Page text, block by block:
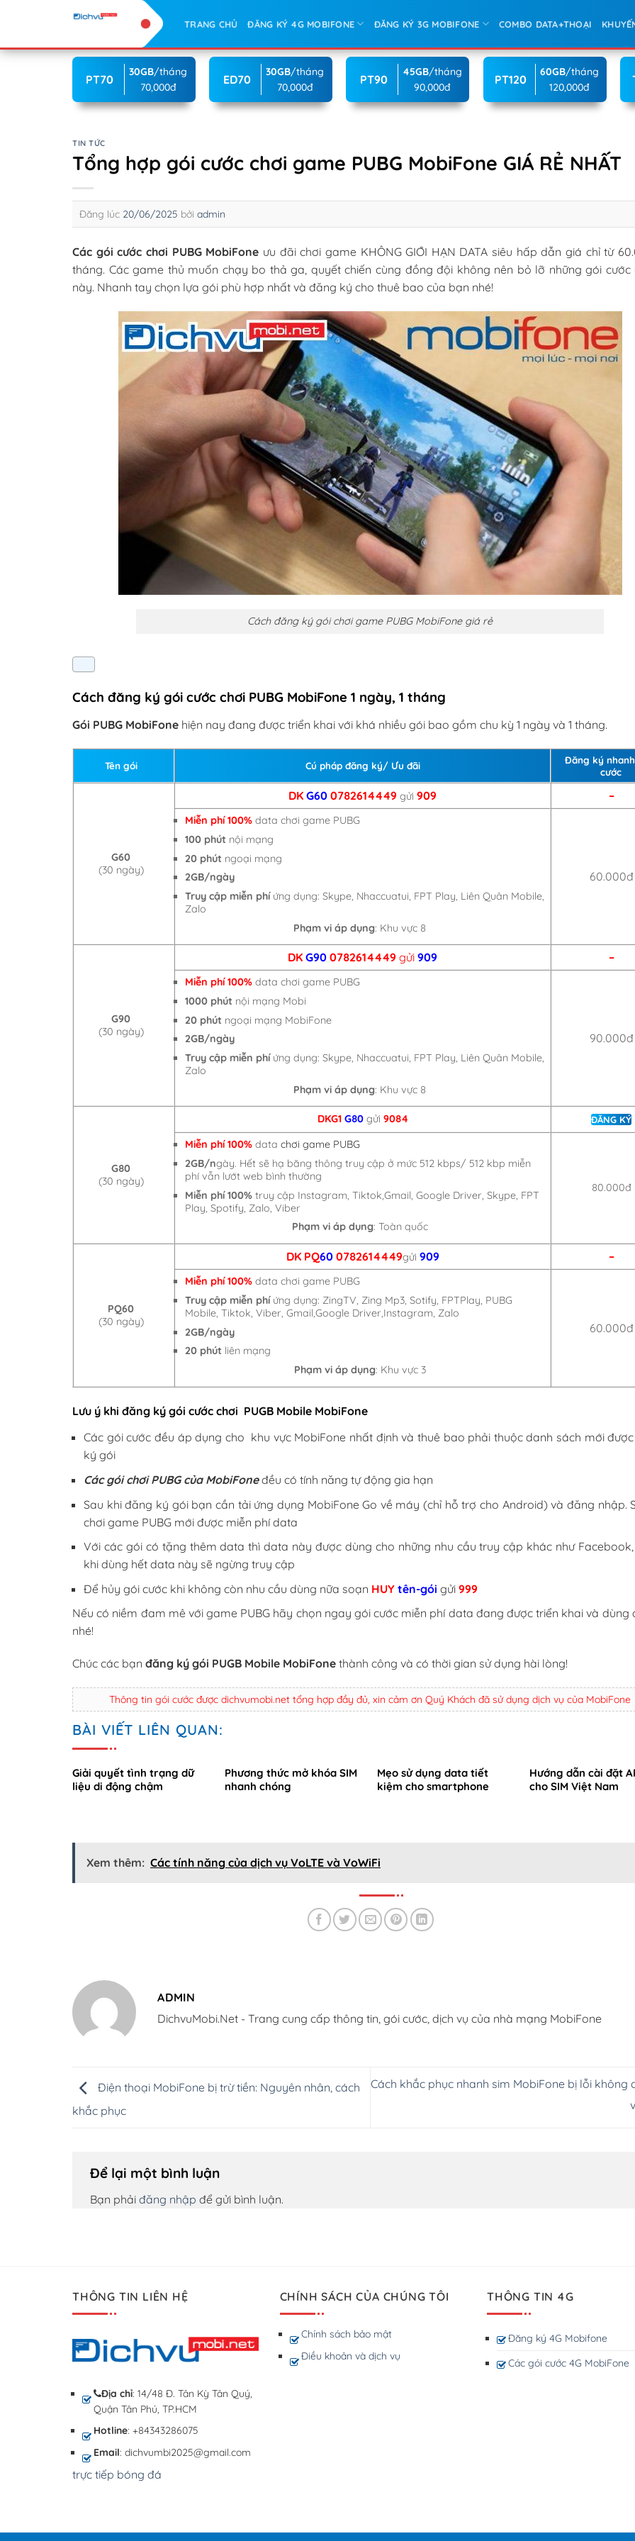
content
TRANG CHỦ ĐĂNG KÝ 4G MOBIFONE ĐĂNG KÝ 3G MOBIFONE COMBO DATA+THOẠI
PT70
30GB/tháng
70,000đ
ED70
30GB/tháng
70,000đ
PT90
45GB/tháng
90,000đ
PT120
60GB/tháng
120,000đ
TIN TỨC
Tổng hợp gói cước chơi game PUBG MobiFone GIÁ RẺ NHẤT
Đăng lúc 20/06/2025 bởi admin
Các gói cước chơi PUBG MobiFone ưu đãi chơi game KHÔNG GIỚI HẠN DATA siêu hấp dẫn giá chỉ từ
tháng. Các game thủ muốn chạy bo thả ga, quyết chiến cùng đồng đội không nên bỏ lỡ những gói cước
này. Nhanh tay chọn lựa gói phù hợp nhất và đăng ký cho thuê bao của bạn nhé!
Cách đăng ký gói chơi game PUBG MobiFone giá rẻ
Cách đăng ký gói cước chơi PUBG MobiFone 1 ngày, 1 tháng
Gói PUBG MobiFone hiện nay đang được triển khai với khá nhiều gói bao gồm chu kỳ 1 ngày và 1 tháng.
Tên gói Cú pháp đăng ký/ Ưu đãi
Đăng ký
cước
G60
(30 ngày)
DK G60 0782614449 gửi 909 –
Miễn phí 100% data chơi game PUBG
100 phút nội mạng
20 phút ngoại mạng
2GB/ngày
Truy cập miễn phí ứng dụng: Skype, Nhaccuatui, FPT Play, Liên Quân Mobile,
Zalo
Phạm vi áp dụng: Khu vực 8
60.000đ
G90
(30 ngày)
DK G90 0782614449 gửi 909 –
Miễn phí 100% data chơi game PUBG
1000 phút nội mạng Mobi
20 phút ngoại mạng MobiFone
2GB/ngày
Truy cập miễn phíứng dụng: Skype, Nhaccuatui, FPT Play, Liên Quân Mobile,
Zalo
Phạm vi áp dụng: Khu vực 8
90.000đ
G80
(30 ngày)
DKG1 G80gửi 9084 ĐĂNG KÝ
Miễn phí 100%datachơi game PUBG
2GB/ngày. Hết sẽ hạ băng thông truy cập ở mức 512 kbps/ 512 kbp miễn
phí vẫn lướt web bình thường
Miễn phí 100% truy cập Instagram, Tiktok,Gmail, Google Driver, Skype, FPT
Play, Spotify, Zalo, Viber
Phạm vi áp dụng: Toàn quốc
80.000đ
PQ60
(30 ngày)
DK PQ60 0782614449gửi 909 –
Miễn phí 100% data chơi game PUBG
Truy cập miễn phíứng dụng: ZingTV, Zing Mp3, Sotify, FPTPlay, PUBG
Mobile, Tiktok, Viber, Gmail,Google Driver,Instagram, Zalo
2GB/ngày
20 phút liên mạng
Phạm vi áp dụng: Khu vực 3
60.000đ
Lưu ý khi đăng ký gói cước chơi PUGB Mobile MobiFone
Các gói cước đều áp dụng cho khu vực MobiFone nhất định và thuê bao phải thuộc danh sách mới
ký gói
Các gói chơi PUBG của MobiFoneđều có tính năng tự động gia hạn
Sau khi đăng ký gói bạn cần tải ứng dụng MobiFone Go về máy (chỉ hỗ trợ cho Android) và đăng nhập.
chơi game PUBG mới được miễn phí data
Với các gói có tặng thêm data thì data này được dùng cho những nhu cầu truy cập khác như Facebook,
khi dùng hết data này sẽ ngừng truy cập
Để hủy gói cước khi không còn nhu cầu dùng nữa soạn HUY tên-gói gửi 999
Nếu có niềm đam mê với game PUBG hãy chọn ngay gói cước miễn phí data đang được triển khai và dùng
nhé!
Chúc các bạn đăng ký gói PUGB Mobile MobiFone thành công và có thời gian sử dụng hài lòng!
Thông tin gói cước được dichvumobi.net tổng hợp đầy đủ, xin cảm ơn Quý Khách đã sử dụng dịch vụ của MobiFone
BÀI VIẾT LIÊN QUAN:
Giải quyết tình trạng dữ
liệu di động chậm
Phương thức mở khóa SIM
nhanh chóng
Mẹo sử dụng data tiết
kiệm cho smartphone
Hướng dẫn cài đặt
cho SIM Việt Nam
Xem thêm: Các tính năng của dịch vụ VoLTE và VoWiFi
ADMIN
DichvuMobi.Net - Trang cung cấp thông tin, gói cước, dịch vụ của nhà mạng MobiFone
Điện thoại MobiFone bị trừ tiền: Nguyên nhân, cách
khắc phục
Cách khắc phục nhanh sim MobiFone bị lỗi không
Để lại một bình luận
Bạn phải đăng nhập để gửi bình luận.
THÔNG TIN LIÊN HỆ
Địa chỉ: 14/48 Đ. Tân Kỳ Tân Quý,
Quận Tân Phú, TP.HCM
Hotline: +84343286075
Email: dichvumbi2025@gmail.com
trực tiếp bóng đá
CHÍNH SÁCH CỦA CHÚNG TÔI
Chính sách bảo mật
Điều khoản và dịch vụ
THÔNG TIN 4G
Đăng ký 4G Mobifone
Các gói cước 4G MobiFone